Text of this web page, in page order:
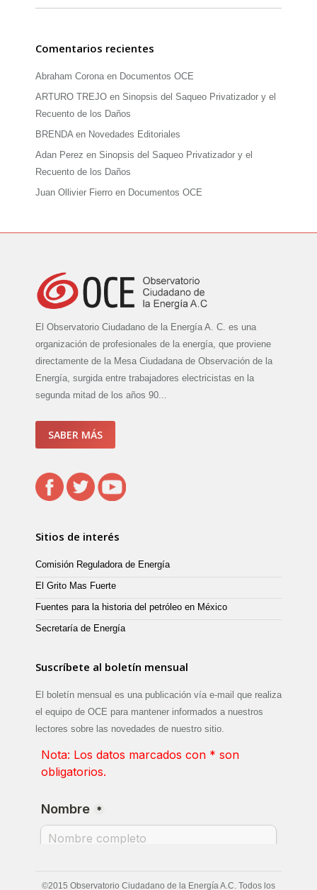
Comentarios recientes
Abraham Coronaen Documentos OCE
ARTURO TREJO en Sinopsis del Saqueo Privatizador y el
Recuento de los Daños
BRENDAen Novedades Editoriales
Adan Perez en Sinopsis del Saqueo Privatizador y el
Recuento de los Daños
Juan Ollivier Fierro en Documentos OCE
El Observatorio Ciudadano de la Energía A. C. es una
organización de profesionales de la energía, que proviene
directamente de la Mesa Ciudadana de Observación de la
Energía, surgida entre trabajadores electricistas en la
segunda mitad de los años 90...
SABER MÁS
Sitios de interés
Comisión Reguladora de Energía
El Grito Mas Fuerte
Fuentes para la historia del petróleo en México
Secretaría de Energía
Suscríbete al boletín mensual
El boletín mensual es una publicación vía e-mail que realiza
el equipo de OCE para mantener informados a nuestros
lectores sobre las novedades de nuestro sitio.
©2015 Observatorio Ciudadano de la Energía A.C. Todos los